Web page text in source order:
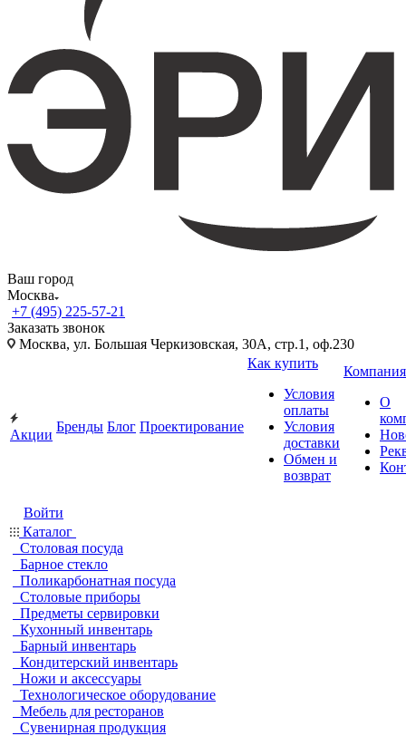
Ваш город
Москва
+7 (495) 225-57-21
Заказать звонок
Москва, ул. Большая Черкизовская, 30А, стр.1, оф.230
Акции
Бренды Блог Проектирование
Как купить
Условия
оплаты
Условия
доставки
Обмен и
возврат
Компания
О
Войти
Каталог
Столовая посуда
Барное стекло
Поликарбонатная посуда
Столовые приборы
Предметы сервировки
Кухонный инвентарь
Барный инвентарь
Кондитерский инвентарь
Ножи и аксессуары
Технологическое оборудование
Мебель для ресторанов
Сувенирная продукция